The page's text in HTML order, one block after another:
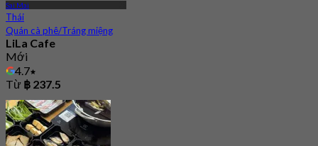
Sai Mai
Thái
Quán cà phê/Tráng miệng
LiLa Cafe
Mới
4.7
Từ ฿ 237.5